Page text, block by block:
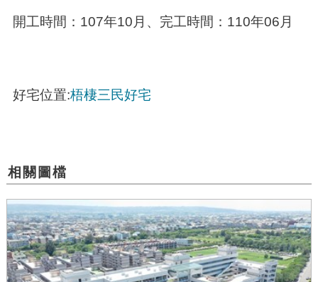
開工時間：107年10月、完工時間：110年06月
好宅位置:梧棲三民好宅
相關圖檔